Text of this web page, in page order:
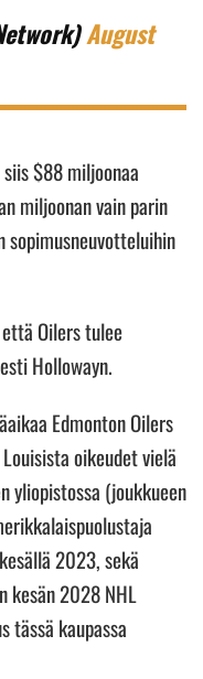
August
$88 miljoonaa
miljoonan vain parin
sopimusneuvotteluihin
Oilers tulee
Hollowayn.
Edmonton Oilers
oikeudet vielä
yliopistossa (joukkueen
2023, sekä
kesän 2028 NHL
tässä kaupassa